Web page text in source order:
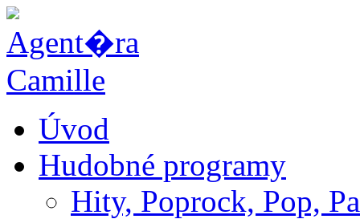
Úvod
Hudobné programy
Hity, Poprock, Pop,